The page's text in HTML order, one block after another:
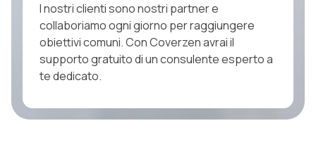
I nostri clienti sono nostri partner e
collaboriamo ogni giorno per raggiungere
obiettivi comuni. Con Coverzen avrai il
supporto gratuito di un consulente esperto a
te dedicato.